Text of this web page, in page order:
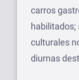
carros
culturales
diurnas